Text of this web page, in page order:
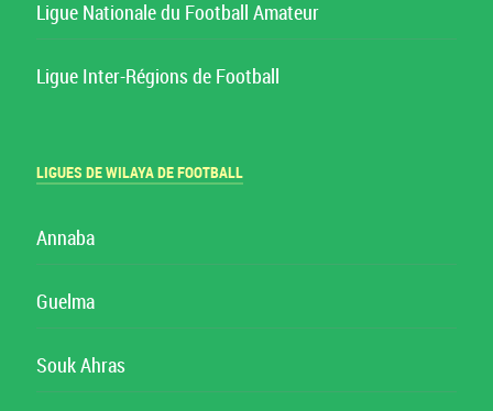
Ligue Nationale du Football Amateur
Ligue Inter-Régions de Football
LIGUES DE WILAYA DE FOOTBALL
Annaba
Guelma
Souk Ahras